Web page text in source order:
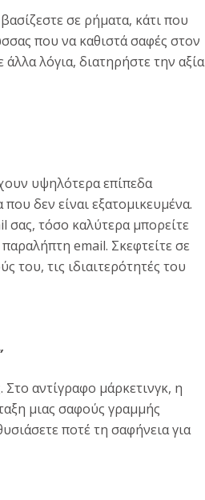
σε ρήματα, κάτι που
που να καθιστά σαφές στον
λόγια, διατηρήστε την αξία
υψηλότερα επίπεδα
δεν είναι εξατομικευμένα.
σας, τόσο καλύτερα μπορείτε
email. Σκεφτείτε σε
του, τις ιδιαιτερότητές του
αντίγραφο μάρκετινγκ, η
μιας σαφούς γραμμής
ποτέ τη σαφήνεια για